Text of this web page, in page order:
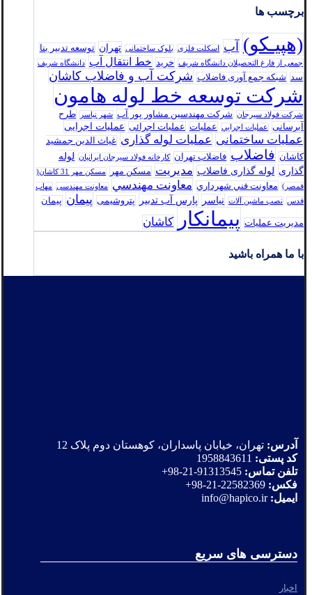
برچسب ها
(هپیـکو) آب اسکلت فلزی بلوک ساختمانی تهران توسعه تدبير بنا
جمعی از فارغ التحصیلان دانشگاه شریف خرید خط انتقال آب دانشگاه شریف
سد شبکه جمع آوری فاضلاب شرکت آب و فاضلاب کاشان
شرکت توسعه خط لوله هامون
شرکت فولاد سيرجان شرکت مهندسین مشاور پور آب شهر نیاسر
طرح
آبرسانی
عمليات اجرايي عملیات عملیات اجرائی عملیات اجرایی
عملیات ساختمانی عملیات لوله گذاری غیاث الدین جمشید
کاشان
فاضلاب فاضلاب تهران كارخانه فولاد سيرجان ايرانيان
لوله
گذاری لوله گذاری فاضلاب مدیریت مسکن مهر
مسکن مهر 31 کاشان(
قمصر)
معاونت فني شهرداري معاونت مهندسي معاونت مهندسی
مهاب
قدس
نصب ماشین آلات نیاسر پارس‌ آب تدبير پتروشیمی پیمان پیمان
مدیریت عملیات پیمانکار کاشان
با ما همراه باشید
آدرس: تهران، خیابان پاسداران، کوهستان دوم پلاک 12
کد پستی:
تلفن تماس:
فکس:
ایمیل: info@hapico.ir
دسترسی های سریع
اخبار